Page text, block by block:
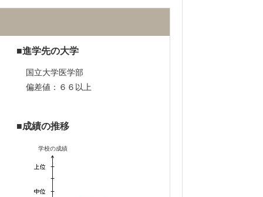
進学先の大学
国立大学医学部
偏差値：６６以上
成績の推移
学校の成績